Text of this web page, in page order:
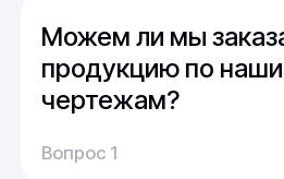
Можем ли мы
продукцию по
чертежам?
Вы можете отправить
(в т.ч. примерный) с
Вопрос 1